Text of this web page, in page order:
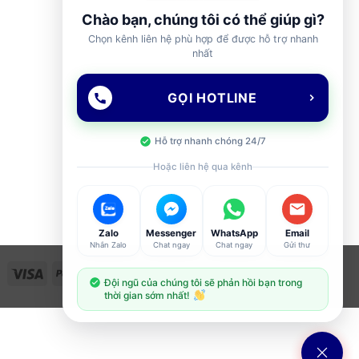
Visa PayPal Stripe MasterCard
Cash
On
Delivery
Chào bạn, chúng tôi có thể giúp gì?
Chọn kênh liên hệ phù hợp để được hỗ trợ nhanh
nhất
GỌI HOTLINE
Hỗ trợ nhanh chóng 24/7
Hoặc liên hệ qua kênh
Zalo
Nhắn Zalo
Messenger
Chat ngay
WhatsApp
Chat ngay
Email
Gửi thư
Đội ngũ của chúng tôi sẽ phản hồi bạn trong
thời gian sớm nhất!